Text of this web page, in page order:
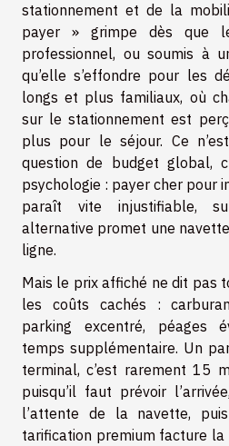
stationnement et de la
payer » grimpe dès que
professionnel, ou soumis à
qu’elle s’effondre pour les
longs et plus familiaux, où
sur le stationnement est
plus pour le séjour. Ce
question de budget global,
psychologie : payer cher pour
paraît vite injustifiable,
alternative promet une
ligne.
Mais le prix affiché ne dit pas
les coûts cachés :
parking excentré, péages
temps supplémentaire. Un
terminal, c’est rarement 15
puisqu’il faut prévoir
l’attente de la navette,
tarification premium facture la